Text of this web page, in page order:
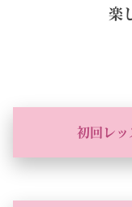
楽
初回レ